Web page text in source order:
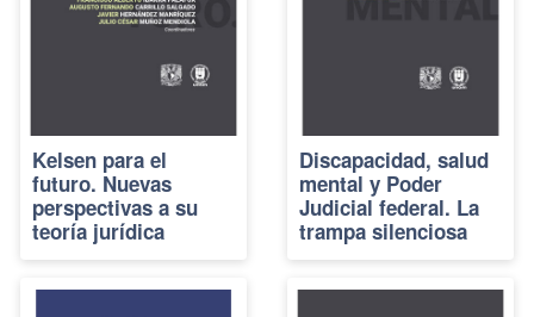
Kelsen para el
futuro. Nuevas
perspectivas a su
teoría jurídica
Discapacidad, salud
mental y Poder
Judicial federal. La
trampa silenciosa